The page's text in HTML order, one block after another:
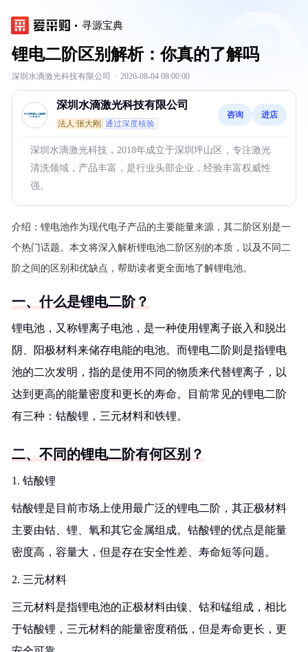
寻源宝典
锂电二阶区别解析：你真的了解吗
深圳水滴激光科技有限公司 · 2026-08-04 08:00:00
深圳水滴激光科技有限公司
法人:张大刚 通过深度核验
咨询 进店
深圳水滴激光科技，2018年成立于深圳坪山区，专注激光
清洗领域，产品丰富，是行业头部企业，经验丰富权威性
强。
介绍： 锂电池作为现代电子产品的主要能量来源，其二阶区别是一
个热门话题。本文将深入解析锂电池二阶区别的本质，以及不同二
阶之间的区别和优缺点，帮助读者更全面地了解锂电池。
一、什么是锂电二阶？
锂电池，又称锂离子电池，是一种使用锂离子嵌入和脱出
阴、阳极材料来储存电能的电池。而锂电二阶则是指锂电
池的二次发明，指的是使用不同的物质来代替锂离子，以
达到更高的能量密度和更长的寿命。目前常见的锂电二阶
有三种：钴酸锂，三元材料和铁锂。
二、不同的锂电二阶有何区别？
1. 钴酸锂
钴酸锂是目前市场上使用最广泛的锂电二阶，其正极材料
主要由钴、锂、氧和其它金属组成。钴酸锂的优点是能量
密度高，容量大，但是存在安全性差、寿命短等问题。
2. 三元材料
三元材料是指锂电池的正极材料由镍、钴和锰组成，相比
于钴酸锂，三元材料的能量密度稍低，但是寿命更长，更